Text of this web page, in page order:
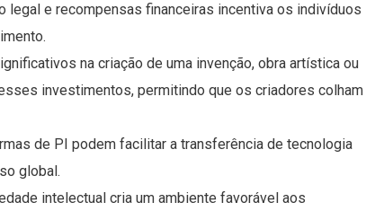
legal e recompensas financeiras incentiva os indivíduos
na criação de uma invenção, obra artística ou
investimentos, permitindo que os criadores colham
de PI podem facilitar a transferência de tecnologia
global.
intelectual cria um ambiente favorável aos